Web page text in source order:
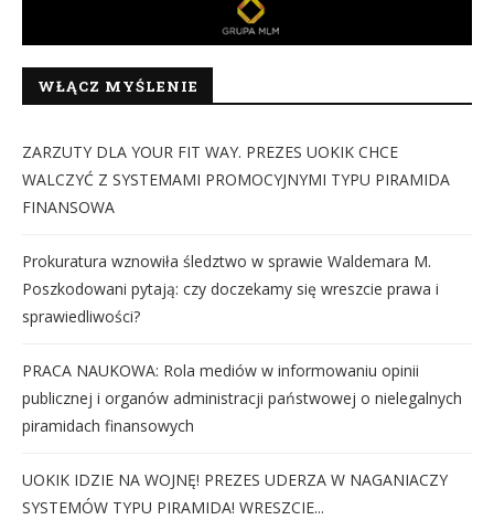
WŁĄCZ MYŚLENIE
ZARZUTY DLA YOUR FIT WAY. PREZES UOKIK CHCE
WALCZYĆ Z SYSTEMAMI PROMOCYJNYMI TYPU PIRAMIDA
FINANSOWA
Prokuratura wznowiła śledztwo w sprawie Waldemara M.
Poszkodowani pytają: czy doczekamy się wreszcie prawa i
sprawiedliwości?
PRACA NAUKOWA: Rola mediów w informowaniu opinii
publicznej i organów administracji państwowej o nielegalnych
piramidach finansowych
UOKIK IDZIE NA WOJNĘ! PREZES UDERZA W NAGANIACZY
SYSTEMÓW TYPU PIRAMIDA! WRESZCIE...